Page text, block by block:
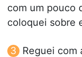
com um pouco
coloquei sobre
Reguei com